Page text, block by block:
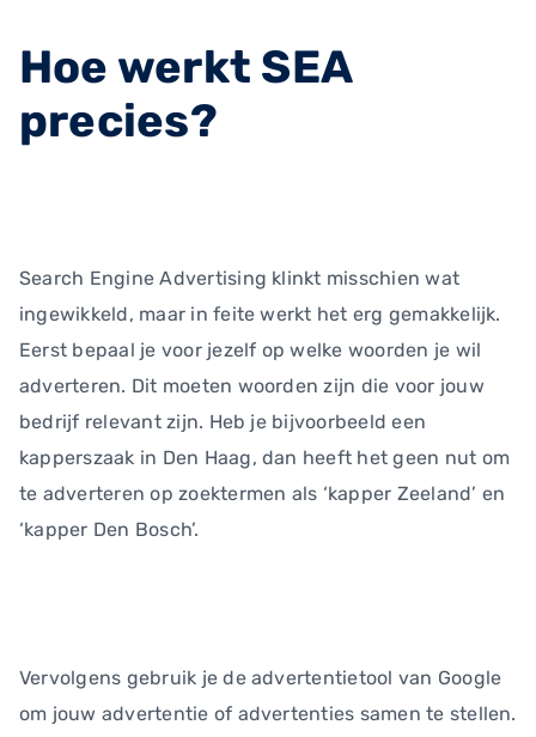
Hoe werkt SEA
precies?
Search Engine Advertising klinkt misschien wat
ingewikkeld, maar in feite werkt het erg gemakkelijk.
Eerst bepaal je voor jezelf op welke woorden je wil
adverteren. Dit moeten woorden zijn die voor jouw
bedrijf relevant zijn. Heb je bijvoorbeeld een
kapperszaak in Den Haag, dan heeft het geen nut om
te adverteren op zoektermen als ‘kapper Zeeland’ en
‘kapper Den Bosch’.
Vervolgens gebruik je de advertentietool van Google
om jouw advertentie of advertenties samen te stellen.